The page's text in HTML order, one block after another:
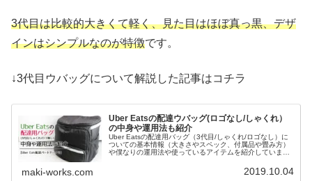
3代目は比較的大きくて軽く、見た目はほぼ真っ黒、デザ
インはシンプルなのが特徴です。
↓3代目ウバッグについて解説した記事はコチラ
Uber Eatsの配達ウバッグ(ロゴなし/しゃくれ）
の中身や運用法も紹介
Uber Eatsの配達用バッグ（3代目/しゃくれ/ロゴなし）に
ついての基本情報（大きさやスペック、付属品や畳み方）
や僕なりの運用法や使っているアイテムを紹介していま
maki-works.com 2019.10.04